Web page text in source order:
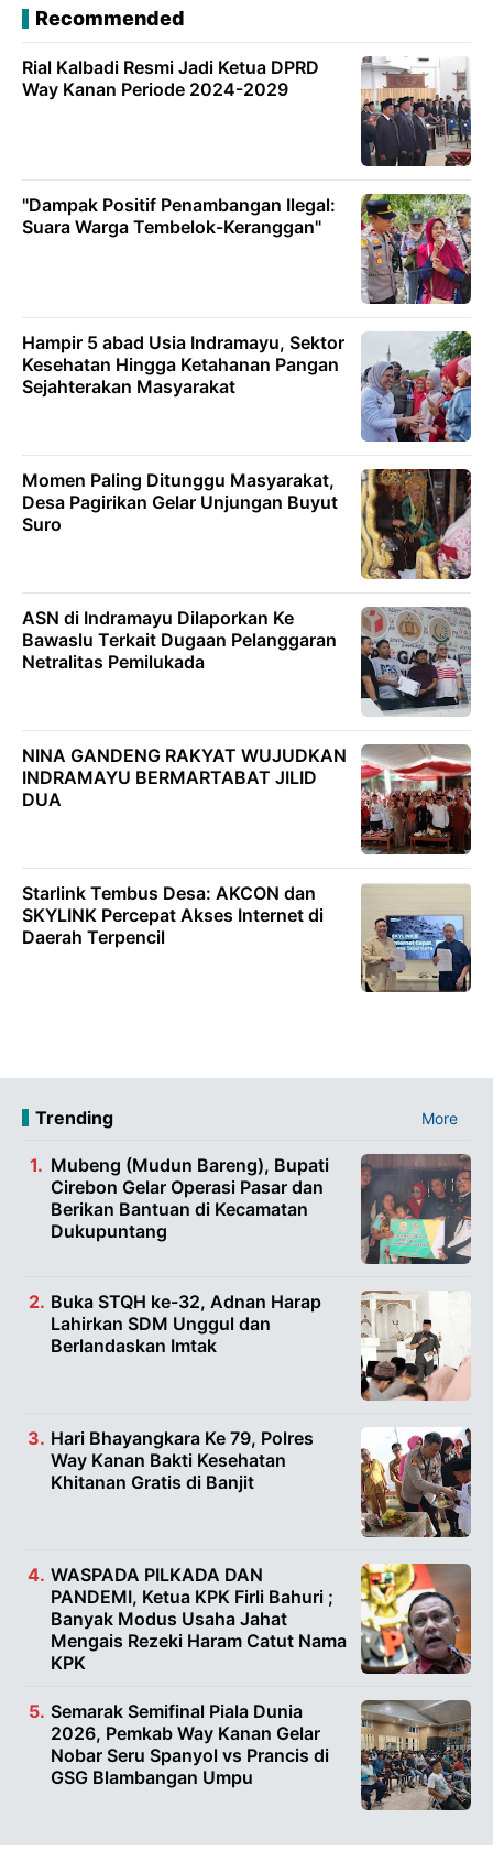
Recommended
Rial Kalbadi Resmi Jadi Ketua DPRD
Way Kanan Periode 2024-2029
"Dampak Positif Penambangan Ilegal:
Suara Warga Tembelok-Keranggan"
Hampir 5 abad Usia Indramayu, Sektor
Kesehatan Hingga Ketahanan Pangan
Sejahterakan Masyarakat
Momen Paling Ditunggu Masyarakat,
Desa Pagirikan Gelar Unjungan Buyut
Suro
ASN di Indramayu Dilaporkan Ke
Bawaslu Terkait Dugaan Pelanggaran
Netralitas Pemilukada
NINA GANDENG RAKYAT WUJUDKAN
INDRAMAYU BERMARTABAT JILID
DUA
Starlink Tembus Desa: AKCON dan
SKYLINK Percepat Akses Internet di
Daerah Terpencil
Trending More
Mubeng (Mudun Bareng), Bupati
Cirebon Gelar Operasi Pasar dan
Berikan Bantuan di Kecamatan
Dukupuntang
Buka STQH ke-32, Adnan Harap
Lahirkan SDM Unggul dan
Berlandaskan Imtak
Hari Bhayangkara Ke 79, Polres
Way Kanan Bakti Kesehatan
Khitanan Gratis di Banjit
WASPADA PILKADA DAN
PANDEMI, Ketua KPK Firli Bahuri ;
Banyak Modus Usaha Jahat
Mengais Rezeki Haram Catut Nama
KPK
Semarak Semifinal Piala Dunia
2026, Pemkab Way Kanan Gelar
Nobar Seru Spanyol vs Prancis di
GSG Blambangan Umpu